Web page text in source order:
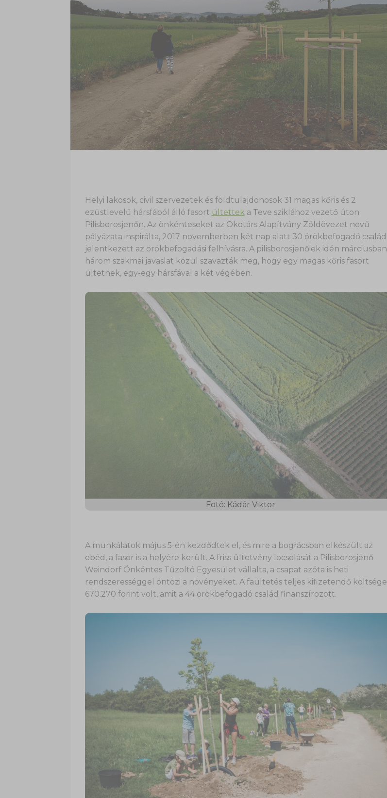
Helyi lakosok, civil szervezetek és földtulajdonosok 31 magas kőris és 2
ezüstlevelű hársfából álló fasort ültetteka Teve sziklához vezető úton
Pilisborosjenőn. Az önkénteseket az Ökotárs Alapítvány Zöldövezet nevű
pályázata inspirálta, 2017 novemberben két nap alatt 30 örökbefogadó család
jelentkezett az örökbefogadási felhívásra. A pilisborosjenőiek idén márciusban
három szakmai javaslat közül szavazták meg, hogy egy magas kőris fasort
ültetnek, egy-egy hársfával a két végében.
Fotó: Kádár Viktor
A munkálatok május 5-én kezdődtek el, és mire a bográcsban elkészült az
ebéd, a fasor is a helyére került. A friss ültetvény locsolását a Pilisborosjenő
Weindorf Önkéntes Tűzoltó Egyesület vállalta, a csapat azóta is heti
rendszerességgel öntözi a növényeket. A faültetés teljes kifizetendő költsége
670.270 forint volt, amit a 44 örökbefogadó család finanszírozott.